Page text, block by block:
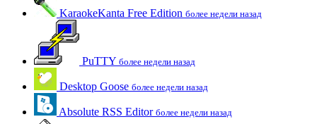
KaraokeKanta Free Edition более недели назад
PuTTY более недели назад
Desktop Goose более недели назад
Absolute RSS Editor более недели назад